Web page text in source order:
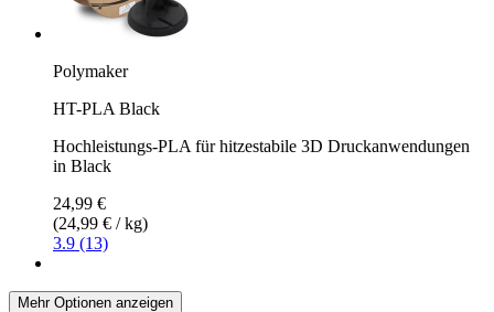
Polymaker
HT-PLA Black
Hochleistungs-PLA für hitzestabile 3D Druckanwendungen
in Black
24,99 €
(24,99 € / kg)
3.9 (13)
Mehr Optionen anzeigen